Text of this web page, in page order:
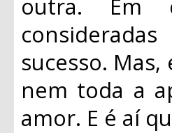
outra. Em
sucesso.
nem toda a
amor. E é aí